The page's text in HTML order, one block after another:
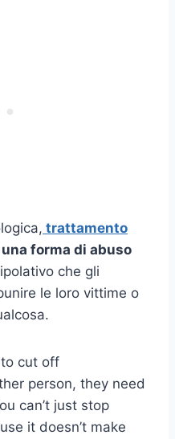
trattamento
forma di abuso
che gli
le loro vittime o
cut off
person, they need
can’t just stop
it doesn’t make